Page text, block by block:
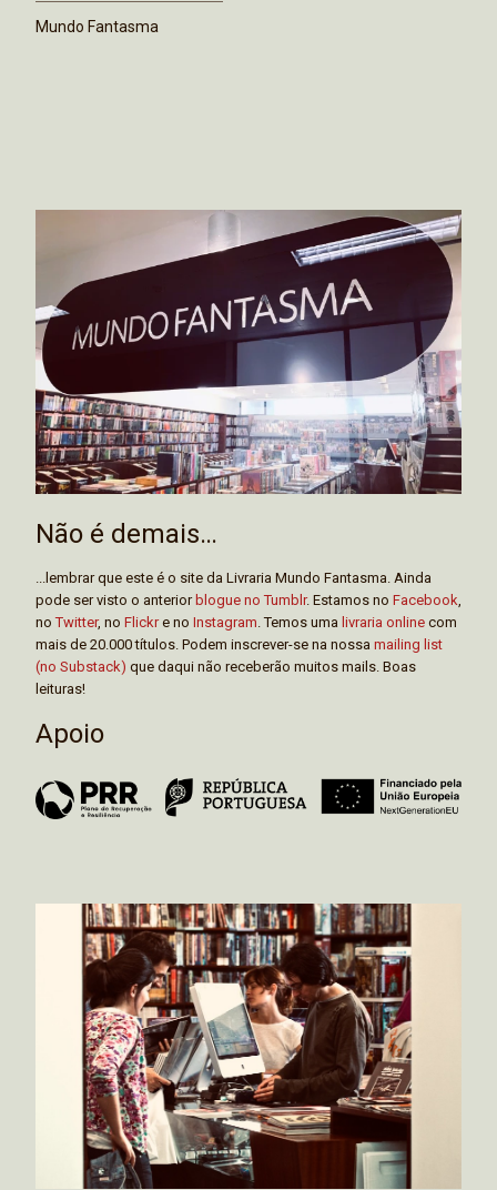
Mundo Fantasma
Não é demais…
...lembrar que este é o site da Livraria Mundo Fantasma. Ainda
pode ser visto o anteriorblogue no Tumblr. Estamos no Facebook
noTwitter, no Flickre no Instagram . Temos uma livraria online com
mais de 20.000 títulos. Podem inscrever-se na nossa mailing list
(no Substack) que daqui não receberão muitos mails. Boas
leituras!
Apoio